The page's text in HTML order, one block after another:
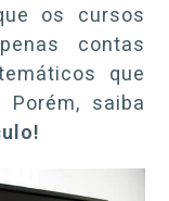
os cursos
contas
que
Porém, saiba